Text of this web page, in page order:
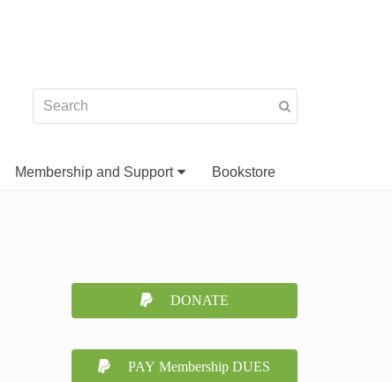
Membership and Support Bookstore
DONATE
PAY Membership DUES